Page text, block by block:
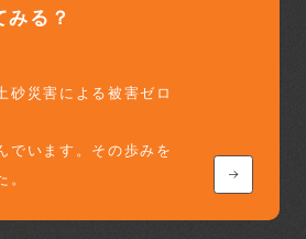
みる？
砂災害による被害ゼロ
でいます。その歩みを
。